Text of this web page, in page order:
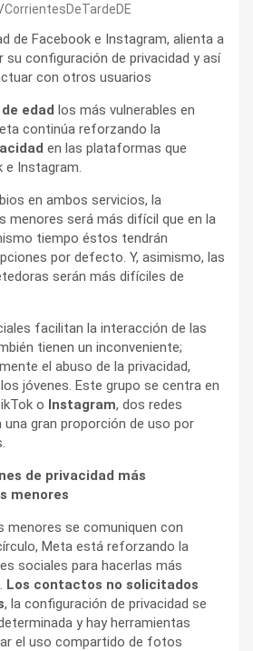
CorrientesDeTardeDE
de Facebook e Instagram, alienta a
su configuración de privacidad y así
con otros usuarios
edad los más vulnerables en
continúa reforzando la
en las plataformas que
e Instagram.
en ambos servicios, la
menores será más difícil que en la
tiempo éstos tendrán
por defecto. Y, asimismo, las
serán más difíciles de
facilitan la interacción de las
tienen un inconveniente;
el abuso de la privacidad,
jóvenes. Este grupo se centra en
o Instagram, dos redes
gran proporción de uso por
de privacidad más
menores
menores se comuniquen con
Meta está reforzando la
sociales para hacerlas más
Los contactos no solicitados
, la configuración de privacidad se
y hay herramientas
el uso compartido de fotos